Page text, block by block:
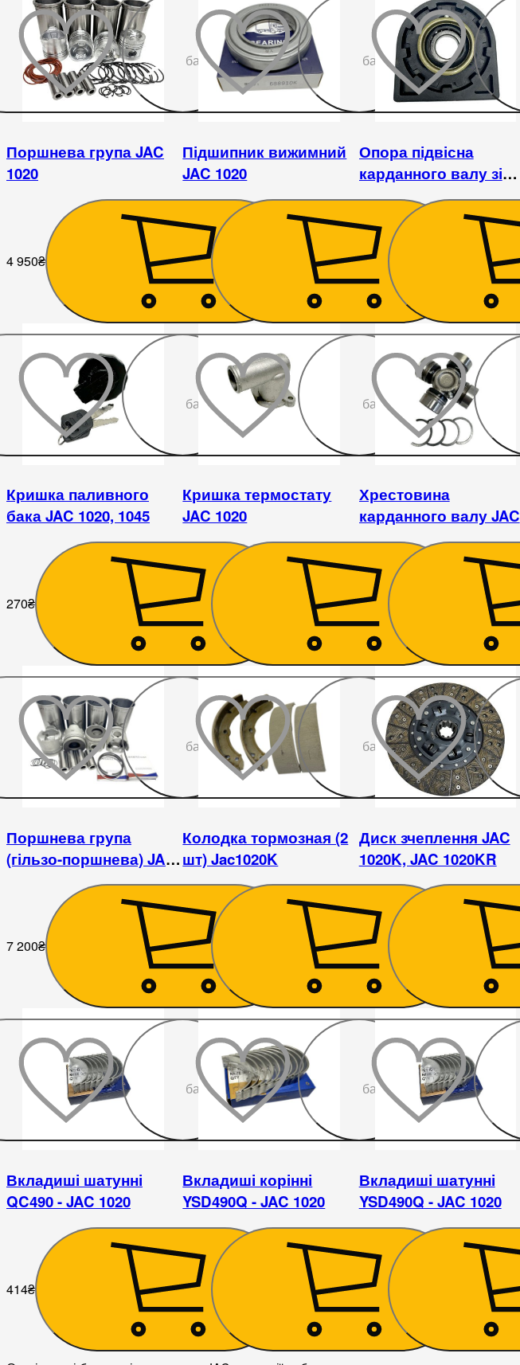
бажаного
Поршнева група JAC
1020
4 950₴
До
бажаного
Підшипник вижимний
JAC 1020
248₴
Опора підвісна
карданного валу зі
скобою Foton 1043-1,
JAC 1020, JAC 1045
630
бажаного
Кришка паливного
бака JAC 1020, 1045
270₴
бажаного
Кришка термостату
JAC 1020
360 ₴
Хрестовина
карданного валу JAC
1020
360
До
бажаного
Поршнева група
(гільзо-поршнева) JAC
1045 Джак 1045 (2.8L)
7 200₴
До
бажаного
Колодка тормозная (2
шт) Jac1020K
585₴
Диск зчеплення JAC
1020K, JAC 1020KR
990
бажаного
Вкладиші шатунні
QC490 - JAC 1020
414₴
бажаного
Вкладиші корінні
YSD490Q - JAC 1020
504 ₴
Вкладиші шатунні
YSD490Q - JAC 1020
414